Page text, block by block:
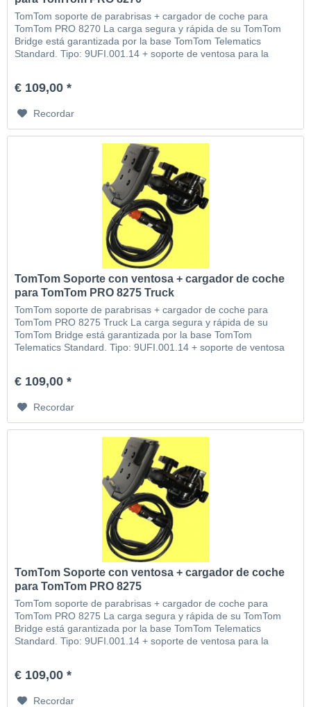
TomTom soporte de parabrisas + cargador de coche para
TomTom PRO 8270 La carga segura y rápida de su TomTom
Bridge está garantizada por la base TomTom Telematics
Standard. Tipo: 9UFI.001.14 + soporte de ventosa para la
€ 109,00 *
Recordar
TomTom Soporte con ventosa + cargador de coche
para TomTom PRO 8275 Truck
TomTom soporte de parabrisas + cargador de coche para
TomTom PRO 8275 Truck La carga segura y rápida de su
TomTom Bridge está garantizada por la base TomTom
Telematics Standard. Tipo: 9UFI.001.14 + soporte de ventosa
€ 109,00 *
Recordar
TomTom Soporte con ventosa + cargador de coche
para TomTom PRO 8275
TomTom soporte de parabrisas + cargador de coche para
TomTom PRO 8275 La carga segura y rápida de su TomTom
Bridge está garantizada por la base TomTom Telematics
Standard. Tipo: 9UFI.001.14 + soporte de ventosa para la
€ 109,00 *
Recordar